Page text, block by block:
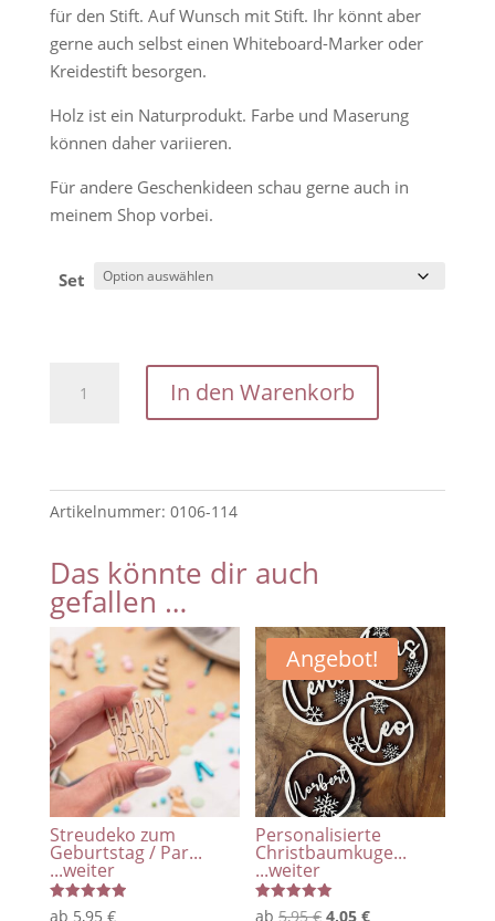
für den Stift. Auf Wunsch mit Stift. Ihr könnt aber
gerne auch selbst einen Whiteboard-Marker oder
Kreidestift besorgen.
Holz ist ein Naturprodukt. Farbe und Maserung
können daher variieren.
Für andere Geschenkideen schau gerne auch in
meinem Shop vorbei.
Set
teilen
Tafel,
Tafel
Beschriften
für
Jung
und
Alt
Menge
In den Warenkorb
Artikelnummer: 0106-114
Das könnte dir auch
gefallen …
Streudeko zum
Geburtstag / Par...
...weiter
Bewertet
ab 5,95 €
Angebot!
Personalisierte
Christbaumkuge...
...weiter
Bewertet
ab5,95€ Ursprünglicher
4,05€Aktueller